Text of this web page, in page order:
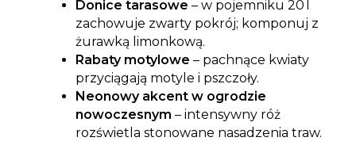
Donice tarasowe – w pojemniku 20 l
zachowuje zwarty pokrój; komponuj z
żurawką limonkową.
Rabaty motylowe – pachnące kwiaty
przyciągają motyle i pszczoły.
Neonowy akcent w ogrodzie
nowoczesnym – intensywny róż
rozświetla stonowane nasadzenia traw.